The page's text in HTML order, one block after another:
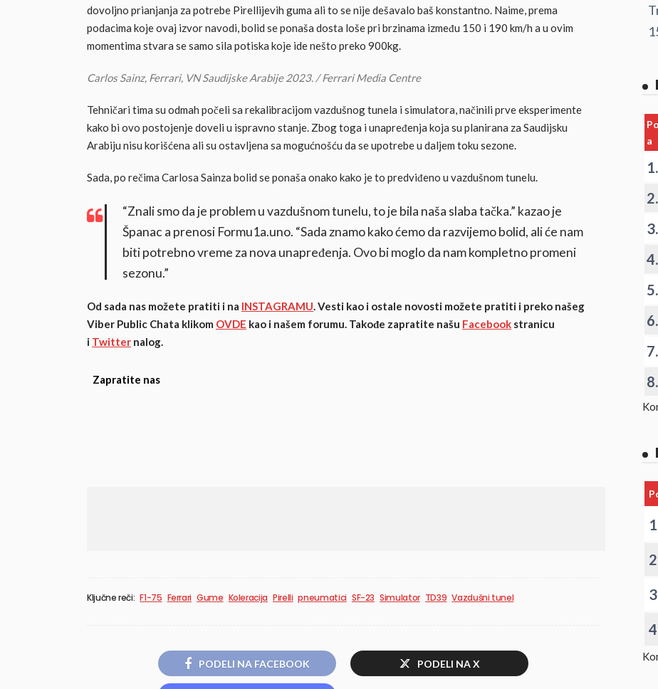
dovoljno prianjanja za potrebe Pirellijevih guma ali to se nije dešavalo baš konstantno. Naime, prema
podacima koje ovaj izvor navodi, bolid se ponaša dosta loše pri brzinama između 150 i 190 km/h a u ovim
momentima stvara se samo sila potiska koje ide nešto preko 900kg.
Carlos Sainz, Ferrari, VN Saudijske Arabije 2023. / Ferrari Media Centre
Tehničari tima su odmah počeli sa rekalibracijom vazdušnog tunela i simulatora, načinili prve eksperimente
kako bi ovo postojenje doveli u ispravno stanje. Zbog toga i unapređenja koja su planirana za Saudijsku
Arabiju nisu korišćena ali su ostavljena sa mogućnošću da se upotrebe u daljem toku sezone.
Sada, po rečima Carlosa Sainza bolid se ponaša onako kako je to predviđeno u vazdušnom tunelu.
“Znali smo da je problem u vazdušnom tunelu, to je bila naša slaba tačka.” kazao je
Španac a prenosi Formu1a.uno. “Sada znamo kako ćemo da razvijemo bolid, ali će nam
biti potrebno vreme za nova unapređenja. Ovo bi moglo da nam kompletno promeni
sezonu.”
Od sada nas možete pratiti i na INSTAGRAMU. Vesti kao i ostale novosti možete pratiti i preko našeg
Viber Public Chata klikom OVDE kao i našem forumu. Takođe zapratite našu Facebook stranicu
i Twitter nalog.
Zapratite nas
Ključne reči: F1-75 Ferrari Gume Koleracija Pirelli pneumatici SF-23 Simulator TD39 Vazdušni tunel
PODELI NA FACEBOOK PODELI NA X
a
1.
2.
3.
4.
5.
6.
7.
8.